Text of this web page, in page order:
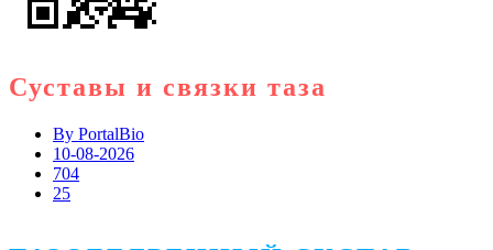
Суставы и связки таза
By PortalBio
10-08-2026
704
25